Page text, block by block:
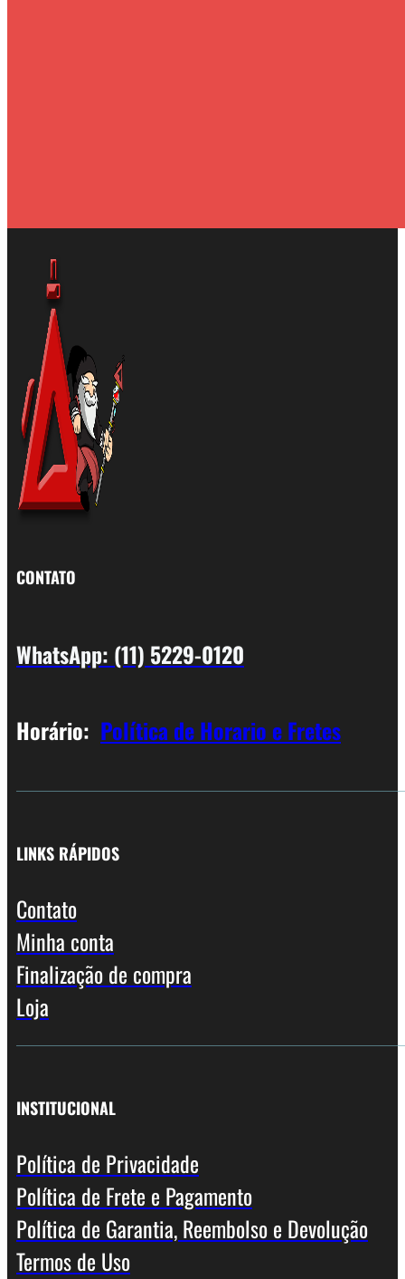
CONTATO
WhatsApp: (11) 5229-0120
Horário: Política de Horario e Fretes
LINKS RÁPIDOS
Contato
Minha conta
Finalização de compra
Loja
INSTITUCIONAL
Política de Privacidade
Política de Frete e Pagamento
Política de Garantia, Reembolso e Devolução
Termos de Uso